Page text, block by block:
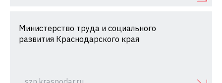
Министерство труда и социального
развития Краснодарского края